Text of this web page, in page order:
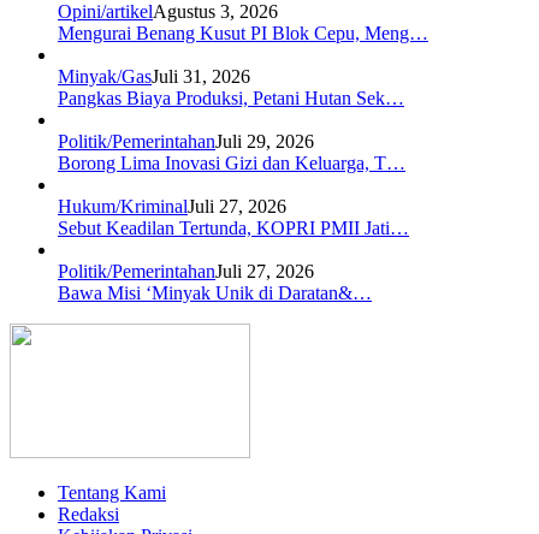
Opini/artikelAgustus 3, 2026
Mengurai Benang Kusut PI Blok Cepu, Meng…
Minyak/GasJuli 31, 2026
Pangkas Biaya Produksi, Petani Hutan Sek…
Politik/PemerintahanJuli 29, 2026
Borong Lima Inovasi Gizi dan Keluarga, T…
Hukum/KriminalJuli 27, 2026
Sebut Keadilan Tertunda, KOPRI PMII Jati…
Politik/PemerintahanJuli 27, 2026
Bawa Misi ‘Minyak Unik di Daratan&…
Tentang Kami
Redaksi